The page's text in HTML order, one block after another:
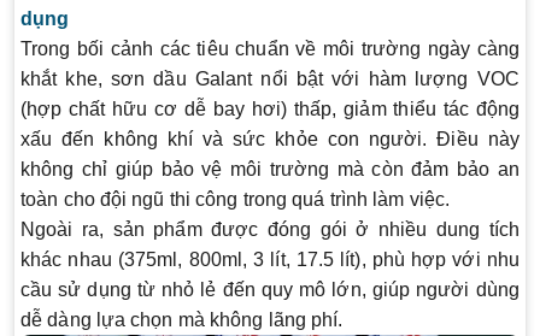
dụng
Trong bối cảnh các tiêu chuẩn về môi trường ngày càng
khắt khe, sơn dầu Galant nổi bật với hàm lượng VOC
(hợp chất hữu cơ dễ bay hơi) thấp, giảm thiểu tác động
xấu đến không khí và sức khỏe con người. Điều này
không chỉ giúp bảo vệ môi trường mà còn đảm bảo an
toàn cho đội ngũ thi công trong quá trình làm việc.
Ngoài ra, sản phẩm được đóng gói ở nhiều dung tích
khác nhau (375ml, 800ml, 3 lít, 17.5 lít), phù hợp với nhu
cầu sử dụng từ nhỏ lẻ đến quy mô lớn, giúp người dùng
dễ dàng lựa chọn mà không lãng phí.